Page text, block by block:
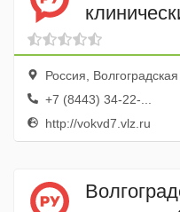
Россия, Волгоградская
+7 (8443) 34-22-...
http://vokvd7.vlz.ru